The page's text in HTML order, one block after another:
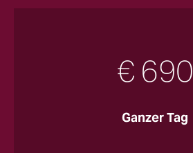
€ 690
Ganzer Tag